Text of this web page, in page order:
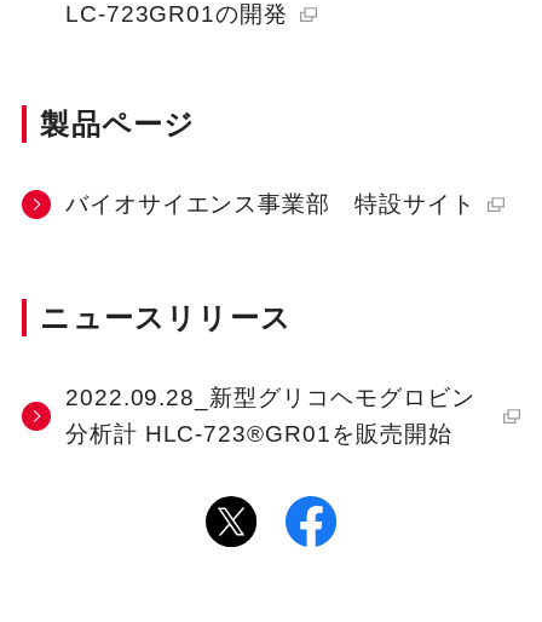
LC-723GR01の開発
製品ページ
バイオサイエンス事業部 特設サイト
ニュースリリース
2022.09.28_新型グリコヘモグロビン
分析計 HLC-723®GR01を販売開始